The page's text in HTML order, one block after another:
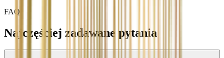
FAQ
Najczęściej zadawane pytania